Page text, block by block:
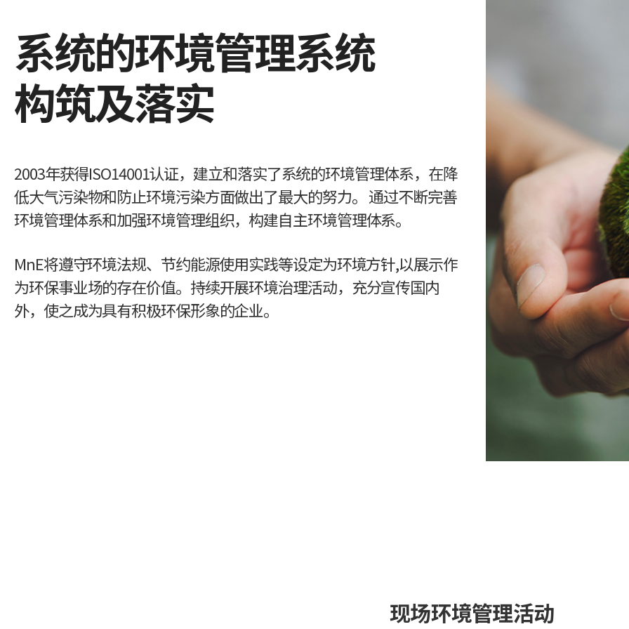
系统的环境管理系统
构筑及落实
2003年获得ISO14001认证，建立和落实了系统的环境管理体系，在降
低大气污染物和防止环境污染方面做出了最大的努力。 通过不断完善
环境管理体系和加强环境管理组织，构建自主环境管理体系。
MnE将遵守环境法规、节约能源使用实践等设定为环境方针,以展示作
为环保事业场的存在价值。持续开展环境治理活动，充分宣传国内
外，使之成为具有积极环保形象的企业。
现场环境管理活动